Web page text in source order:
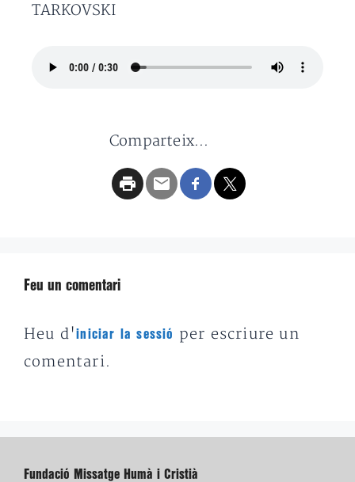
TARKOVSKI
Comparteix...
Feu un comentari
Heu d'iniciar la sessió
per escriure un
comentari.
Fundació Missatge Humà i Cristià